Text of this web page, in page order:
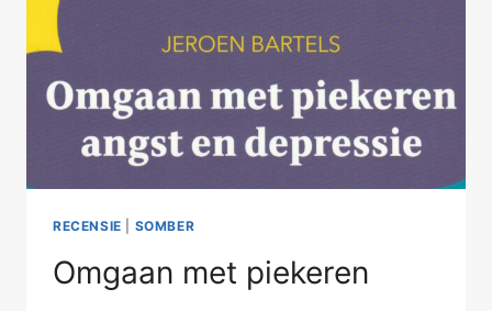
RECENSIE SOMBER
Omgaan met piekeren